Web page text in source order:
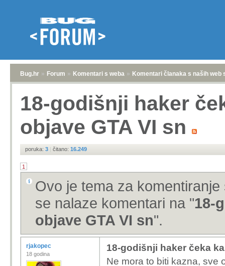
Bug.hr » Forum » Komentari s weba » Komentari članaka s naših web
18-godišnji haker
objave GTA VI sn
poruka: 3 | čitano: 16.249
1
Ovo je tema za
se nalaze komentari na "18-
objave GTA VI sn".
rjakopec
18 godina
18-godišnji haker čeka
Ne mora to biti kazna, sve